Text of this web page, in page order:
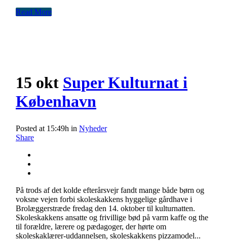
Read More
15 okt Super Kulturnat i
København
Posted at 15:49h in Nyheder
Share
På trods af det kolde efterårsvejr fandt mange både børn og
voksne vejen forbi skoleskakkens hyggelige gårdhave i
Brolæggerstræde fredag den 14. oktober til kulturnatten.
Skoleskakkens ansatte og frivillige bød på varm kaffe og the
til forældre, lærere og pædagoger, der hørte om
skoleskaklærer-uddannelsen, skoleskakkens pizzamodel...